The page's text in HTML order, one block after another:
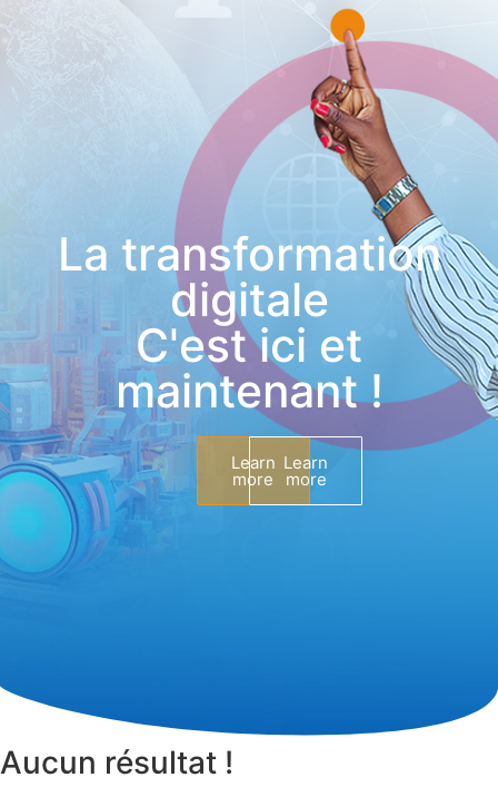
La transformation
digitale
C'est ici et
maintenant !
Learn
more
Learn
more
Aucun résultat !